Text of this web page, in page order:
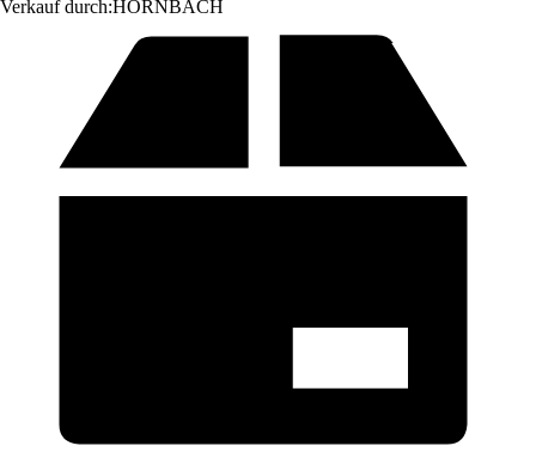
Verkauf durch:HORNBACH